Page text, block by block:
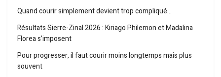
Quand courir simplement devient trop compliqué…
Résultats Sierre-Zinal 2026 : Kiriago Philemon et Madalina
Florea s’imposent
Pour progresser, il faut courir moins longtemps mais plus
souvent